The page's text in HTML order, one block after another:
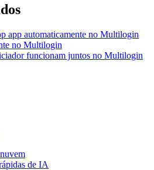
app automaticamente no Multilogin
no Multilogin
funcionam juntos no Multilogin
de IA